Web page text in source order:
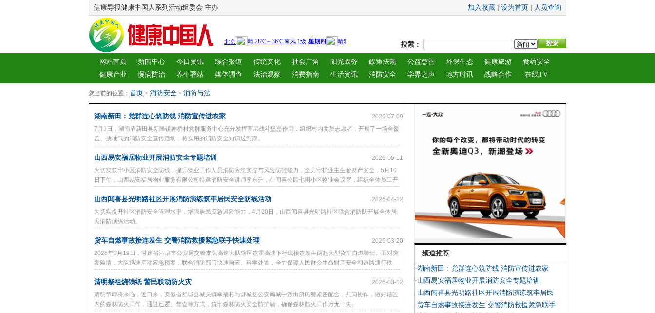
健康导报健康中国人系列活动组委会 主办 加入收藏 | 设为首页 | 人员查询
搜索：
网站首页 新闻中心 今日资讯 综合报道 传统文化 社会广角 阳光政务 政策法规 公益慈善 环保生态 健康旅游
食药安全
健康产业
慢病防治 养生驿站 媒体调查 法治观察 消费指南 生活资讯 消防安全 学界之声 地方时讯 战略合作
在线TV
您当前的位置： 首页 > 消防安全 > 消防与法
湖南新田：党群连心筑防线 消防宣传进农家
2026-07-09
7月9日，湖南省新田县新隆镇神桥村党群服务中心充分发挥基层战斗堡垒作用，组织村内党员志愿者，开展了一场全覆
盖、接地气的消防安全宣传活动，将实用的消防安全知识送到家。
山西易安福居物业开展消防安全专题培训
2026-05-11
为切实筑牢小区消防安全防线，提升物业工作人员消防应急实操与风险防范能力，全力守护业主生命财产安全，5月10
日下午，山西易安福居物业服务有限公司特邀消防安全讲师李东升，在闻喜公园七期小区物业会议室，组织全体员工开
山西闻喜县光明路社区开展消防演练筑牢居民安全防线活动
2026-04-22
为切实提升社区消防安全管理水平，增强居民应急避险能力，4月20日，山西闻喜县光明路社区联合消防队开展全体居
民消防演练活动。
货车自燃事故接连发生 交警消防救援紧急联手快速处理
2026-03-20
2026年3月19日，甘肃省酒泉市公安局交警支队高速大队辖区连霍高速下行线接连发生两起大型货车自燃警情。面对突
发险情，大队迅速启动应急预案，联合消防部门快速响应、科学处置，全力保障人民群众生命财产安全和道路通行秩
清明祭祖烧钱纸 警民联动防火灾
2026-03-12
清明节即将来临，近日来，安徽省舒城县城关镇幸福村与舒城县公安局城中派出所民警紧密配合，共同协作，做好辖区
内的森林防火工作，通过巡逻、督查等方式，筑牢森林防火安全防护墙，确保森林防火工作万无一失。
频道推荐
·湖南新田：党群连心筑防线 消防宣传进农家
·山西易安福居物业开展消防安全专题培训
·山西闻喜县光明路社区开展消防演练筑牢居民
·货车自燃事故接连发生 交警消防救援紧急联手